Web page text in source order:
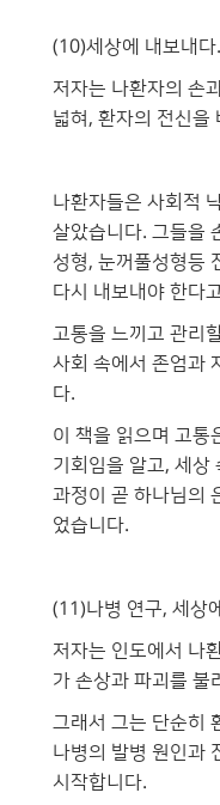
(10)세상에 내보내다.
저자는 나환자의 손
넓혀, 환자의 전신을
나환자들은 사회적
살았습니다. 그들을
성형, 눈꺼풀성형등
다시 내보내야 한다
고통을 느끼고 관리
사회 속에서 존엄과
다.
이 책을 읽으며 고통
기회임을 알고, 세상
과정이 곧 하나님의
었습니다.
(11)나병 연구, 세상
저자는 인도에서 나
가 손상과 파괴를 불
그래서 그는 단순히
나병의 발병 원인과
시작합니다.